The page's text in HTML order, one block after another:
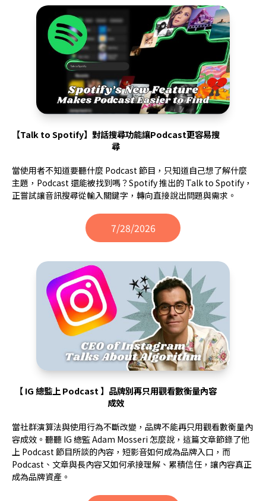
【Talk to Spotify】對話搜尋功能讓Podcast更容易搜
尋
當使用者不知道要聽什麼 Podcast 節目，只知道自己想了解什麼
主題，Podcast 還能被找到嗎？Spotify 推出的 Talk to Spotify，
正嘗試讓音訊搜尋從輸入關鍵字，轉向直接說出問題與需求。
7/28/2026
【 IG 總監上 Podcast 】品牌別再只用觀看數衡量內容
成效
當社群演算法與使用行為不斷改變，品牌不能再只用觀看數衡量內
容成效。聽聽 IG 總監 Adam Mosseri 怎麼說，這篇文章節錄了他
上 Podcast 節目所談的內容，短影音如何成為品牌入口，而
Podcast、文章與長內容又如何承接理解、累積信任，讓內容真正
成為品牌資產。